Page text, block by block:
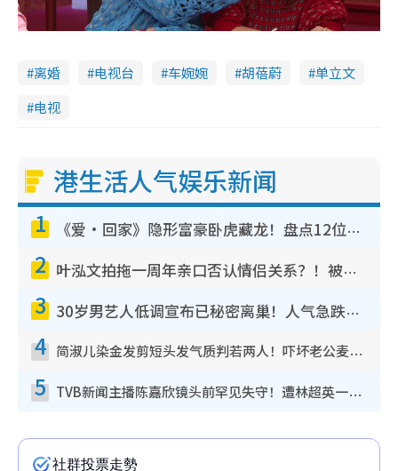
离婚 电视台 车婉婉 胡蓓蔚
单立文
电视
港生活人气娱乐新闻
1 《爱·回家》隐形富豪卧虎藏龙！盘点12位财气逼人的有钱艺人：这位美女3亿身家不愁做
2 叶泓文拍拖一周年亲口否认情侣关系？！被质疑感情造假竟称GM“普通同事”
3 30岁男艺人低调宣布已秘密离巢！人气急跌变失踪人口：“这几年过得并不容易”
4 简淑儿染金发剪短头发气质判若两人！吓坏老公麦大力都认不出：“你做什么？”
5 TVB新闻主播陈嘉欣镜头前罕见失守！遭林超英一句话突袭吓坏当场大笑